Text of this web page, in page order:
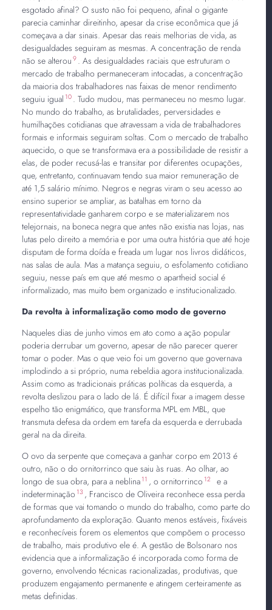
esgotado afinal? O susto não foi pequeno, afinal o gigante
parecia caminhar direitinho, apesar da crise econômica que já
começava a dar sinais. Apesar das reais melhorias de vida, as
desigualdades seguiram as mesmas. A concentração de renda
não se alterou 9 . As desigualdades raciais que estruturam o
mercado de trabalho permaneceram intocadas, a concentração
da maioria dos trabalhadores nas faixas de menor rendimento
seguiu igual 10 . Tudo mudou, mas permaneceu no mesmo lugar.
No mundo do trabalho, as brutalidades, perversidades e
humilhações cotidianas que atravessam a vida de trabalhadores
formais e informais seguiram soltas. Com o mercado de trabalho
aquecido, o que se transformava era a possibilidade de resistir a
elas, de poder recusá-las e transitar por diferentes ocupações,
que, entretanto, continuavam tendo sua maior remuneração de
até 1,5 salário mínimo. Negros e negras viram o seu acesso ao
ensino superior se ampliar, as batalhas em torno da
representatividade ganharem corpo e se materializarem nos
telejornais, na boneca negra que antes não existia nas lojas, nas
lutas pelo direito a memória e por uma outra história que até hoje
disputam de forma doída e freada um lugar nos livros didáticos,
nas salas de aula. Mas a matança seguiu, o esfolamento cotidiano
seguiu, nesse país em que até mesmo o apartheid social é
informalizado, mas muito bem organizado e institucionalizado.
Da revolta à informalização como modo de governo
Naqueles dias de junho vimos em ato como a ação popular
poderia derrubar um governo, apesar de não parecer querer
tomar o poder. Mas o que veio foi um governo que governava
implodindo a si próprio, numa rebeldia agora institucionalizada.
Assim como as tradicionais práticas políticas da esquerda, a
revolta deslizou para o lado de lá. É difícil fixar a imagem desse
espelho tão enigmático, que transforma MPL em MBL, que
transmuta defesa da ordem em tarefa da esquerda e derrubada
geral na da direita.
O ovo da serpente que começava a ganhar corpo em 2013 é
outro, não o do ornitorrinco que saiu às ruas. Ao olhar, ao
longo de sua obra, para a neblina 11 , o ornitorrinco 12
e a
indeterminação 13 , Francisco de Oliveira reconhece essa perda
de formas que vai tomando o mundo do trabalho, como parte do
aprofundamento da exploração. Quanto menos estáveis, fixáveis
e reconhecíveis forem os elementos que compõem o processo
de trabalho, mais produtivo ele é. A gestão de Bolsonaro nos
evidencia que a informalização é incorporada como forma de
governo, envolvendo técnicas racionalizadas, produtivas, que
produzem engajamento permanente e atingem certeiramente as
metas definidas.